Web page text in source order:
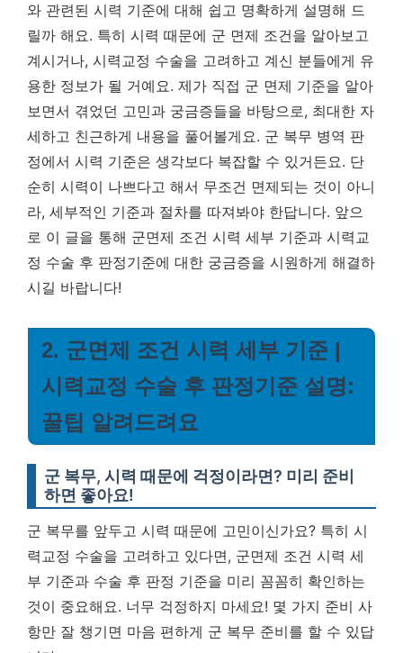
와 관련된 시력 기준에 대해 쉽고 명확하게 설명해 드
릴까 해요. 특히 시력 때문에 군 면제 조건을 알아보고
계시거나, 시력교정 수술을 고려하고 계신 분들에게 유
용한 정보가 될 거예요. 제가 직접 군 면제 기준을 알아
보면서 겪었던 고민과 궁금증들을 바탕으로, 최대한 자
세하고 친근하게 내용을 풀어볼게요. 군 복무 병역 판
정에서 시력 기준은 생각보다 복잡할 수 있거든요. 단
순히 시력이 나쁘다고 해서 무조건 면제되는 것이 아니
라, 세부적인 기준과 절차를 따져봐야 한답니다. 앞으
로 이 글을 통해 군면제 조건 시력 세부 기준과 시력교
정 수술 후 판정기준에 대한 궁금증을 시원하게 해결하
시길 바랍니다!
2. 군면제 조건 시력 세부 기준 |
시력교정 수술 후 판정기준 설명:
꿀팁 알려드려요
군 복무, 시력 때문에 걱정이라면? 미리 준비
하면 좋아요!
군 복무를 앞두고 시력 때문에 고민이신가요? 특히 시
력교정 수술을 고려하고 있다면, 군면제 조건 시력 세
부 기준과 수술 후 판정 기준을 미리 꼼꼼히 확인하는
것이 중요해요. 너무 걱정하지 마세요! 몇 가지 준비 사
항만 잘 챙기면 마음 편하게 군 복무 준비를 할 수 있답